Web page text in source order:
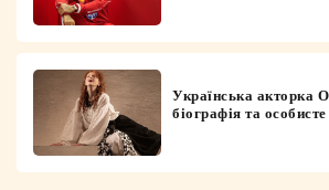
Українська акторка
біографія та